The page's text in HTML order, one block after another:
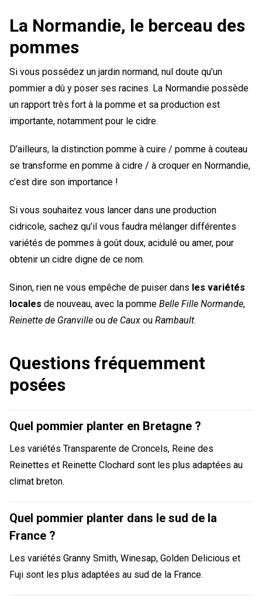
La Normandie, le berceau des
pommes
Si vous possédez un jardin normand, nul doute qu’un
pommier a dû y poser ses racines. La Normandie possède
un rapport très fort à la pomme et sa production est
importante, notamment pour le cidre.
D’ailleurs, la distinction pomme à cuire / pomme à couteau
se transforme en pomme à cidre / à croquer en Normandie,
c’est dire son importance !
Si vous souhaitez vous lancer dans une production
cidricole, sachez qu’il vous faudra mélanger différentes
variétés de pommes à goût doux, acidulé ou amer, pour
obtenir un cidre digne de ce nom.
Sinon, rien ne vous empêche de puiser dans les variétés
locales de nouveau, avec la pomme Belle Fille Normande,
Reinette de Granville ou de Caux ou Rambault.
Questions fréquemment
posées
Quel pommier planter en Bretagne ?
Les variétés Transparente de Croncels, Reine des
Reinettes et Reinette Clochard sont les plus adaptées au
climat breton.
Quel pommier planter dans le sud de la
France ?
Les variétés Granny Smith, Winesap, Golden Delicious et
Fuji sont les plus adaptées au sud de la France.